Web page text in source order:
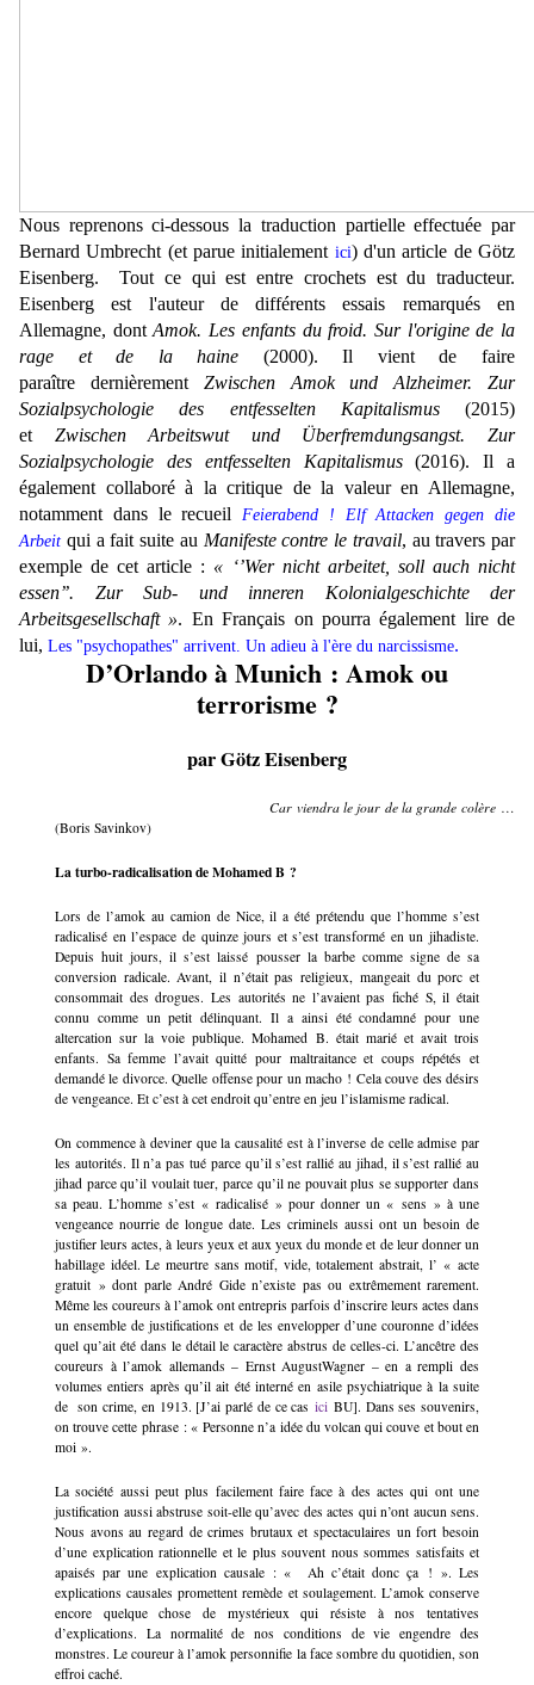
Nous reprenons ci-dessous la traduction partielle effectuée par
Bernard Umbrecht (et parue initialement ici) d'un article de Götz
Eisenberg. Tout ce qui est entre crochets est du traducteur.
Eisenberg est l'auteur de différents essais remarqués en
Allemagne, dontAmok. Les enfants du froid. Sur l'origine de la
rage et de la haine (2000). Il vient de faire
paraître dernièrement
Zwischen Amok und Alzheimer. Zur
Sozialpsychologie des entfesselten Kapitalismus (2015)
et Zwischen Arbeitswut und Überfremdungsangst. Zur
Sozialpsychologie des entfesselten Kapitalismus(2016). Il a
également collaboré à la critique de la valeur en Allemagne,
notamment dans le recueil Feierabend ! Elf Attacken gegen die
Arbeit qui a fait suite au Manifeste contre le travail, au travers par
exemple de cet article : « ‘’Wer nicht arbeitet, soll auch nicht
essen’’. Zur Sub- und inneren Kolonialgeschichte der
Arbeitsgesellschaft ». En Français on pourra également lire de
lui, Les "psychopathes" arrivent. Un adieu à l'ère du narcissisme.
D’Orlando à Munich : Amok ou
terrorisme ?
par Götz Eisenberg
Car viendra le jour de la grande colère …
(Boris Savinkov)
La turbo-radicalisation de Mohamed B ?
Lors de l’amok au camion de Nice, il a été prétendu que l’homme s’est
radicalisé en l’espace de quinze jours et s’est transformé en un jihadiste.
Depuis huit jours, il s’est laissé pousser la barbe comme signe de sa
conversion radicale. Avant, il n’était pas religieux, mangeait du porc et
consommait des drogues. Les autorités ne l’avaient pas fiché S, il était
connu comme un petit délinquant. Il a ainsi été condamné pour une
altercation sur la voie publique. Mohamed B. était marié et avait trois
enfants. Sa femme l’avait quitté pour maltraitance et coups répétés et
demandé le divorce. Quelle offense pour un macho ! Cela couve des désirs
de vengeance. Et c’est à cet endroit qu’entre en jeu l’islamisme radical.
On commence à deviner que la causalité est à l’inverse de celle admise par
les autorités. Il n’a pas tué parce qu’il s’est rallié au jihad, il s’est rallié au
jihad parce qu’il voulait tuer, parce qu’il ne pouvait plus se supporter dans
sa peau. L’homme s’est « radicalisé » pour donner un « sens » à une
vengeance nourrie de longue date. Les criminels aussi ont un besoin de
justifier leurs actes, à leurs yeux et aux yeux du monde et de leur donner un
habillage idéel. Le meurtre sans motif, vide, totalement abstrait, l’ « acte
gratuit » dont parle André Gide n’existe pas ou extrêmement rarement.
Même les coureurs à l’amok ont entrepris parfois d’inscrire leurs actes dans
un ensemble de justifications et de les envelopper d’une couronne d’idées
quel qu’ait été dans le détail le caractère abstrus de celles-ci. L’ancêtre des
coureurs à l’amok allemands – Ernst AugustWagner – en a rempli des
volumes entiers après qu’il ait été interné en asile psychiatrique à la suite
de son crime, en 1913. [J’ai parlé de ce casici BU]. Dans ses souvenirs,
on trouve cette phrase : « Personne n’a idée du volcan qui couve et bout en
moi ».
La société aussi peut plus facilement faire face à des actes qui ont une
justification aussi abstruse soit-elle qu’avec des actes qui n’ont aucun sens.
Nous avons au regard de crimes brutaux et spectaculaires un fort besoin
d’une explication rationnelle et le plus souvent nous sommes satisfaits et
apaisés par une explication causale : « Ah c’était donc ça ! ». Les
explications causales promettent remède et soulagement. L’amok conserve
encore quelque chose de mystérieux qui résiste à nos tentatives
d’explications. La normalité de nos conditions de vie engendre des
monstres. Le coureur à l’amok personnifie la face sombre du quotidien, son
effroi caché.